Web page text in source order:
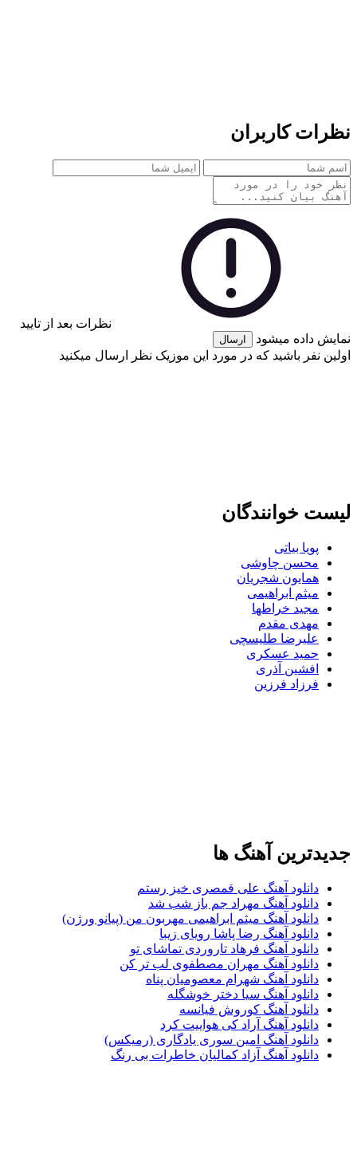
نظرات کاربران
نظرات بعد از تایید
نمایش داده میشود
ارسال
اولین نفر باشید که در مورد این موزیک نظر ارسال میکنید
لیست خوانندگان
پویا بیاتی
محسن چاوشی
همایون شجریان
میثم ابراهیمی
مجید خراطها
مهدی مقدم
علیرضا طلیسچی
حمید عسکری
افشین آذری
فرزاد فرزین
جدیدترین آهنگ ها
دانلود آهنگ علی قمصری خیز رستم
دانلود آهنگ مهراد جم باز شب شد
دانلود آهنگ میثم ابراهیمی مهربون من (پیانو ورژن)
دانلود آهنگ رضا پاشا رویای زیبا
دانلود آهنگ فرهاد تاروردی تماشای تو
دانلود آهنگ مهران مصطفوی لب تر کن
دانلود آهنگ شهرام معصومیان پناه
دانلود آهنگ سیا دختر خوشگله
دانلود آهنگ کوروش فیانسه
دانلود آهنگ آراد کی هواییت کرد
دانلود آهنگ امین سوری یادگاری (رمیکس)
دانلود آهنگ آزاد کمالیان خاطرات بی رنگ